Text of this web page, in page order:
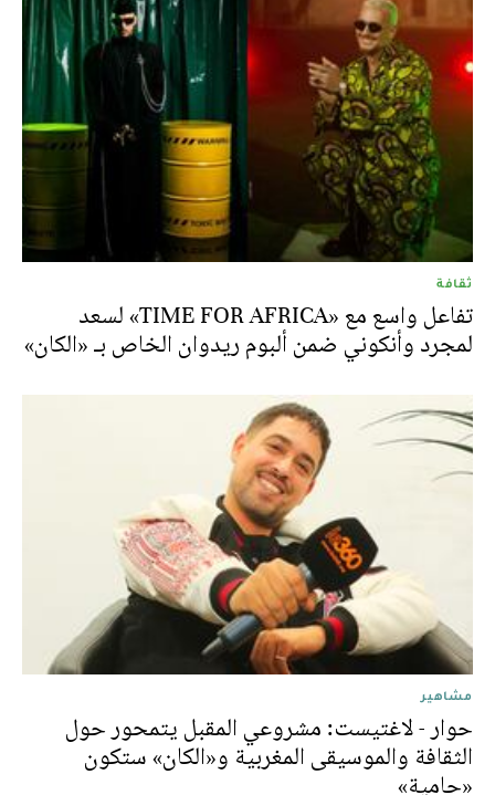
ثقافة
تفاعل واسع مع «TIME FOR AFRICA» لسعد
لمجرد وأنكوني ضمن ألبوم ريدوان الخاص بـ «الكان»
مشاهير
حوار - لاغتيست: مشروعي المقبل يتمحور حول
الثقافة والموسيقى المغربية و«الكان» ستكون
«حامية»